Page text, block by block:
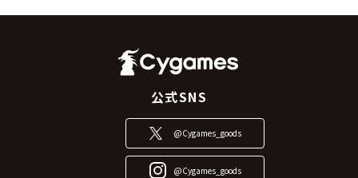
公式SNS
@Cygames_goods
@Cygames_goods